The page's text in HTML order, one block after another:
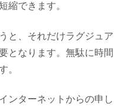
縮できます。
と、それだけラグジュア
となります。無駄に時間
。
ンターネットからの申し